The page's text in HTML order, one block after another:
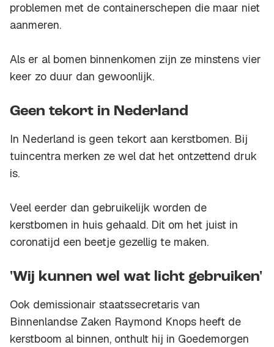
problemen met de containerschepen die maar niet
aanmeren.
Als er al bomen binnenkomen zijn ze minstens vier
keer zo duur dan gewoonlijk.
Geen tekort in Nederland
In Nederland is geen tekort aan kerstbomen. Bij
tuincentra merken ze wel dat het ontzettend druk
is.
Veel eerder dan gebruikelijk worden de
kerstbomen in huis gehaald. Dit om het juist in
coronatijd een beetje gezellig te maken.
'Wij kunnen wel wat licht gebruiken'
Ook demissionair staatssecretaris van
Binnenlandse Zaken Raymond Knops heeft de
kerstboom al binnen, onthult hij in Goedemorgen